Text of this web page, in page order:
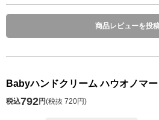
商品レビューを投
Babyハンドクリーム ハウオノマー
税込792円(税抜 720円)